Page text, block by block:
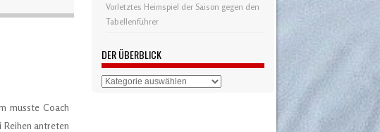
musste Coach
antreten
Vorletztes Heimspiel der Saison gegen den
Tabellenführer
DER ÜBERBLICK
Der